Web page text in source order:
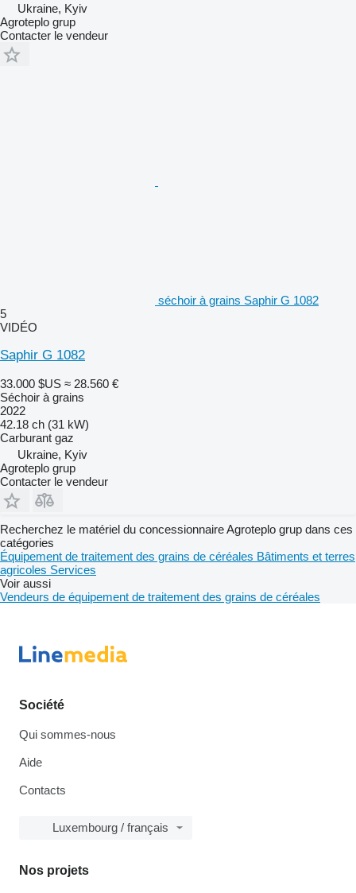
Ukraine, Kyiv
Agroteplo grup
Contacter le vendeur
séchoir à grains Saphir G 1082
5
VIDÉO
Saphir G 1082
33.000 $US ≈ 28.560 €
Séchoir à grains
2022
42.18 ch (31 kW)
Carburant gaz
Ukraine, Kyiv
Agroteplo grup
Contacter le vendeur
Recherchez le matériel du concessionnaire Agroteplo grup dans ces
catégories
Équipement de traitement des grains de céréales Bâtiments et terres
agricoles Services
Voir aussi
Vendeurs de équipement de traitement des grains de céréales
Société
Qui sommes-nous
Aide
Contacts
Luxembourg / français
Nos projets